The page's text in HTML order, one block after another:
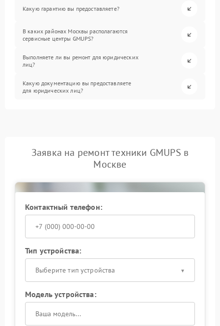
Какую гарантию вы предоставляете?
В каких районах Москвы располагаются
сервисные центры GMUPS?
Выполняете ли вы ремонт для юридических
лиц?
Какую документацию вы предоставляете
для юридических лиц?
Заявка на ремонт техники GMUPS в
Москве
Контактный телефон:
Тип устройства:
Выберите тип устройства
Модель устройства: